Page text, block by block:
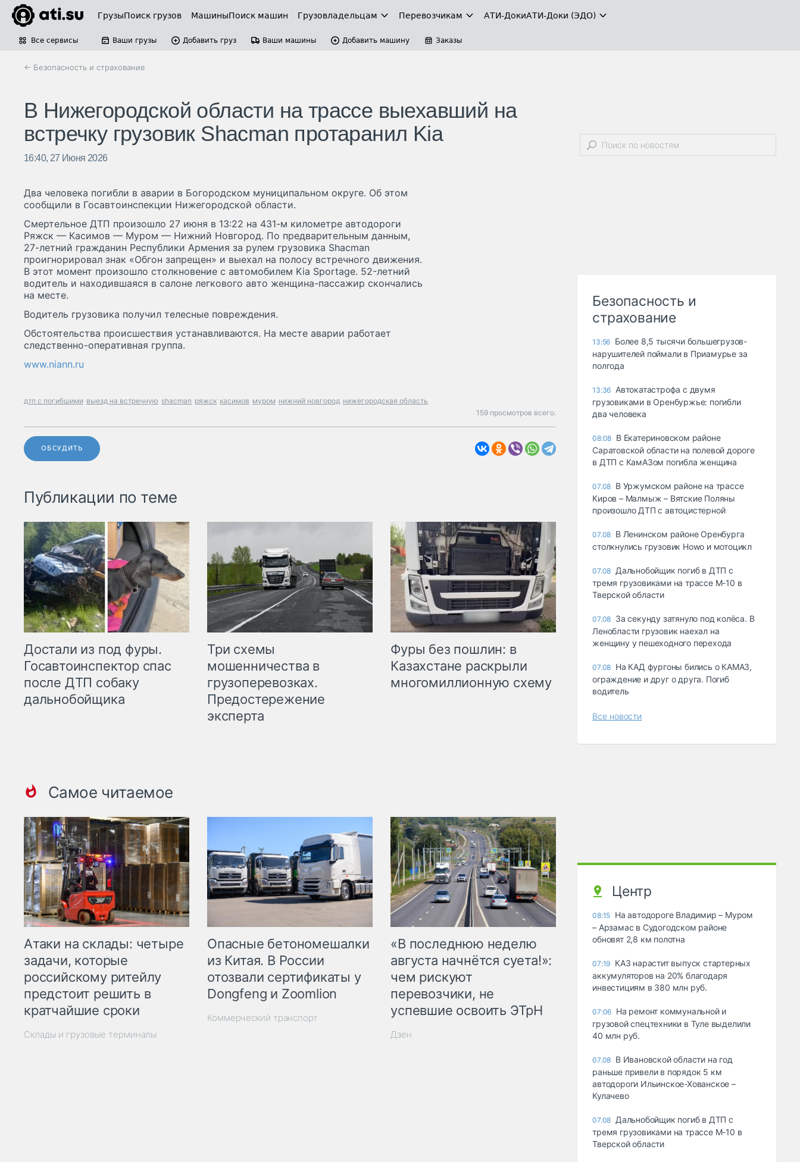
ГрузыПоиск грузов МашиныПоиск машин Грузовладельцам Перевозчикам АТИ-ДокиАТИ-Доки (ЭДО)
Все сервисы Ваши грузы Добавить груз Ваши машины Добавить машину Заказы
← Безопасность и страхование
В Нижегородской области на трассе выехавший на
встречку грузовик Shacman протаранил Kia
16:40, 27 Июня 2026
Два человека погибли в аварии в Богородском муниципальном округе. Об этом
сообщили в Госавтоинспекции Нижегородской области.
Смертельное ДТП произошло 27 июня в 13:22 на 431-м километре автодороги
Ряжск — Касимов — Муром — Нижний Новгород. По предварительным данным,
27-летний гражданин Республики Армения за рулем грузовика Shacman
проигнорировал знак «Обгон запрещен» и выехал на полосу встречного движения.
В этот момент произошло столкновение с автомобилем Kia Sportage. 52-летний
водитель и находившаяся в салоне легкового авто женщина-пассажир скончались
на месте.
Водитель грузовика получил телесные повреждения.
Обстоятельства происшествия устанавливаются. На месте аварии работает
следственно-оперативная группа.
www.niann.ru
дтп с погибшими выезд на встречную shacman ряжск касимов муром нижний новгород нижегородская область
159 просмотров всего.
ОБСУДИТЬ
Публикации по теме
Достали из под фуры.
Госавтоинспектор спас
после ДТП собаку
дальнобойщика
Три схемы
мошенничества в
грузоперевозках.
Предостережение
эксперта
Фуры без пошлин: в
Казахстане раскрыли
многомиллионную схему
Самое читаемое
Атаки на склады: четыре
задачи, которые
российскому ритейлу
предстоит решить в
кратчайшие сроки
Склады и грузовые терминалы
Опасные бетономешалки
из Китая. В России
отозвали сертификаты у
Dongfeng и Zoomlion
Коммерческий транспорт
«В последнюю неделю
августа начнётся суета!»:
чем рискуют
перевозчики, не
успевшие освоить ЭТрН
Дзен
Безопасность и
страхование
13:56 Более 8,5 тысячи большегрузов-
нарушителей поймали в Приамурье за
полгода
13:36 Автокатастрофа с двумя
грузовиками в Оренбуржье: погибли
два человека
08:08 В Екатериновском районе
Саратовской области на полевой дороге
в ДТП с КамАЗом погибла женщина
07.08 В Уржумском районе на трассе
Киров – Малмыж – Вятские Поляны
произошло ДТП с автоцистерной
07.08 В Ленинском районе Оренбурга
столкнулись грузовик Howo и мотоцикл
07.08 Дальнобойщик погиб в ДТП с
тремя грузовиками на трассе М-10 в
Тверской области
07.08 За секунду затянуло под колёса. В
Ленобласти грузовик наехал на
женщину у пешеходного перехода
07.08 На КАД фургоны бились о КАМАЗ,
ограждение и друг о друга. Погиб
водитель
Все новости
Центр
08:15 На автодороге Владимир – Муром
– Арзамас в Судогодском районе
обновят 2,8 км полотна
07:19 КАЗ нарастит выпуск стартерных
аккумуляторов на 20% благодаря
инвестициям в 380 млн руб.
07:06 На ремонт коммунальной и
грузовой спецтехники в Туле выделили
40 млн руб.
07.08 В Ивановской области на год
раньше привели в порядок 5 км
автодороги Ильинское-Хованское –
Кулачево
07.08 Дальнобойщик погиб в ДТП с
тремя грузовиками на трассе М-10 в
Тверской области